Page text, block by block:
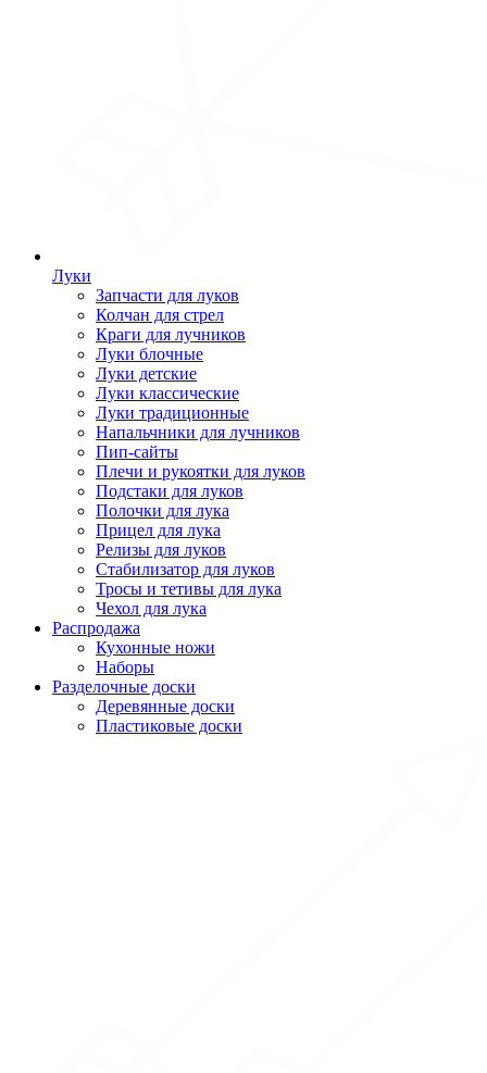
Луки
Запчасти для луков
Колчан для стрел
Краги для лучников
Луки блочные
Луки детские
Луки классические
Луки традиционные
Напальчники для лучников
Пип-сайты
Плечи и рукоятки для луков
Подстаки для луков
Полочки для лука
Прицел для лука
Релизы для луков
Стабилизатор для луков
Тросы и тетивы для лука
Чехол для лука
Распродажа
Кухонные ножи
Наборы
Разделочные доски
Деревянные доски
Пластиковые доски